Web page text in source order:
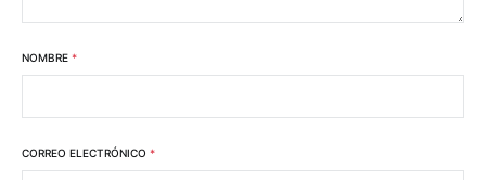
NOMBRE *
CORREO ELECTRÓNICO *